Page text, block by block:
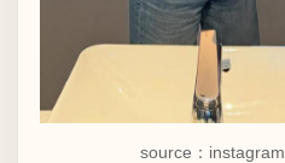
source：instagram